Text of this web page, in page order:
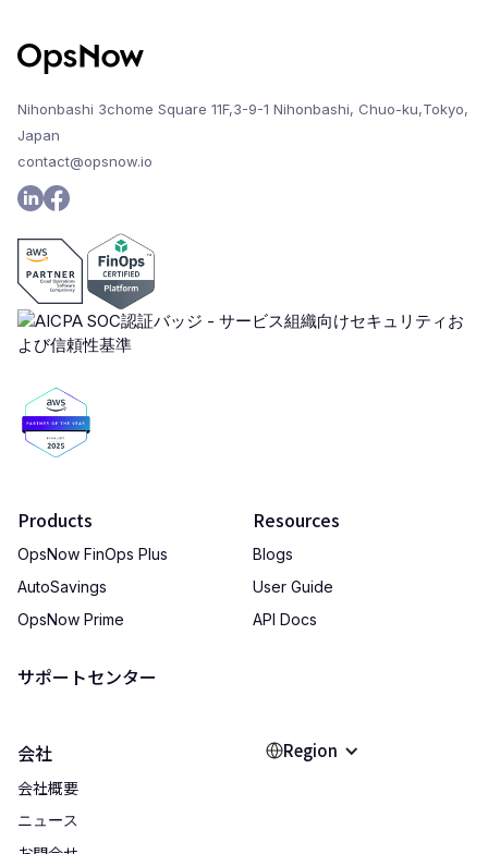
Nihonbashi 3chome Square 11F,3-9-1 Nihonbashi, Chuo-ku,Tokyo,
Japan
contact@opsnow.io
Products
OpsNow FinOps Plus
AutoSavings
OpsNow Prime
サポートセンター
Resources
Blogs
User Guide
API Docs
会社
会社概要
ニュース
Region